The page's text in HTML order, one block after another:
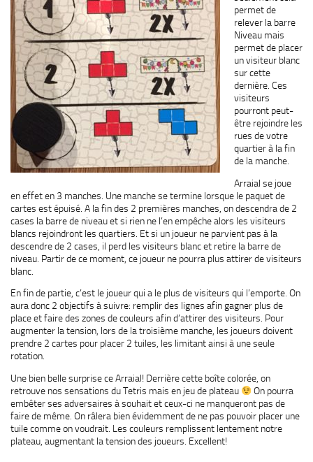
permet de
relever la barre
Niveau mais
permet de placer
un visiteur blanc
sur cette
dernière. Ces
visiteurs
pourront peut-
être rejoindre les
rues de votre
quartier à la fin
de la manche.
Arraial se joue
en effet en 3 manches. Une manche se termine lorsque le paquet de
cartes est épuisé. A la fin des 2 premières manches, on descendra de 2
cases la barre de niveau et si rien ne l’en empêche alors les visiteurs
blancs rejoindront les quartiers. Et si un joueur ne parvient pas à la
descendre de 2 cases, il perd les visiteurs blanc et retire la barre de
niveau. Partir de ce moment, ce joueur ne pourra plus attirer de visiteurs
blanc.
En fin de partie, c’est le joueur qui a le plus de visiteurs qui l’emporte. On
aura donc 2 objectifs à suivre: remplir des lignes afin gagner plus de
place et faire des zones de couleurs afin d’attirer des visiteurs. Pour
augmenter la tension, lors de la troisième manche, les joueurs doivent
prendre 2 cartes pour placer 2 tuiles, les limitant ainsi à une seule
rotation.
Une bien belle surprise ce Arraial! Derrière cette boîte colorée, on
retrouve nos sensations du Tetris mais en jeu de plateau
On pourra
embêter ses adversaires à souhait et ceux-ci ne manqueront pas de
faire de même. On râlera bien évidemment de ne pas pouvoir placer une
tuile comme on voudrait. Les couleurs remplissent lentement notre
plateau, augmentant la tension des joueurs. Excellent!